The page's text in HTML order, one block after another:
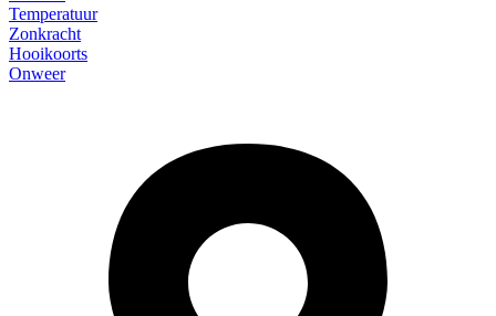
Temperatuur
Zonkracht
Hooikoorts
Onweer